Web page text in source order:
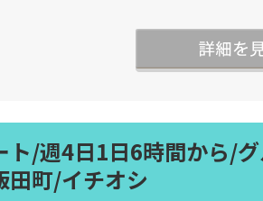
ト/週4日1日6時間から/
田町/イチオシ